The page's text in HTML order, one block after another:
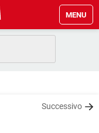
MENU
Successivo